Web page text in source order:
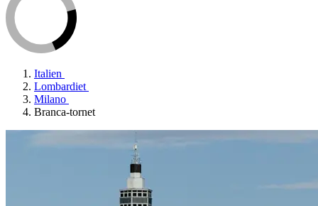
Italien
Lombardiet
Milano
Branca-tornet